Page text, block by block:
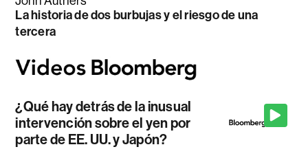
La historia de dos burbujas y el riesgo de una
tercera
¿Qué hay detrás de la inusual
intervención sobre el yen por
parte de EE. UU. y Japón?